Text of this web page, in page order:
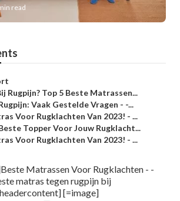
read
Rugpijn? Top 5 Beste Matrassen...
Vaak Gestelde Vragen - -...
Voor Rugklachten Van 2023! - ...
Topper Voor Jouw Rugklacht...
Voor Rugklachten Van 2023! - ...
Matrassen Voor Rugklachten - -
matras tegen rugpijn bij
[=image]